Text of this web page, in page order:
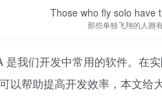
Those who fly solo have
那些单独飞翔的人拥
是我们开发中常用的软件。在
以帮助提高开发效率，本文给